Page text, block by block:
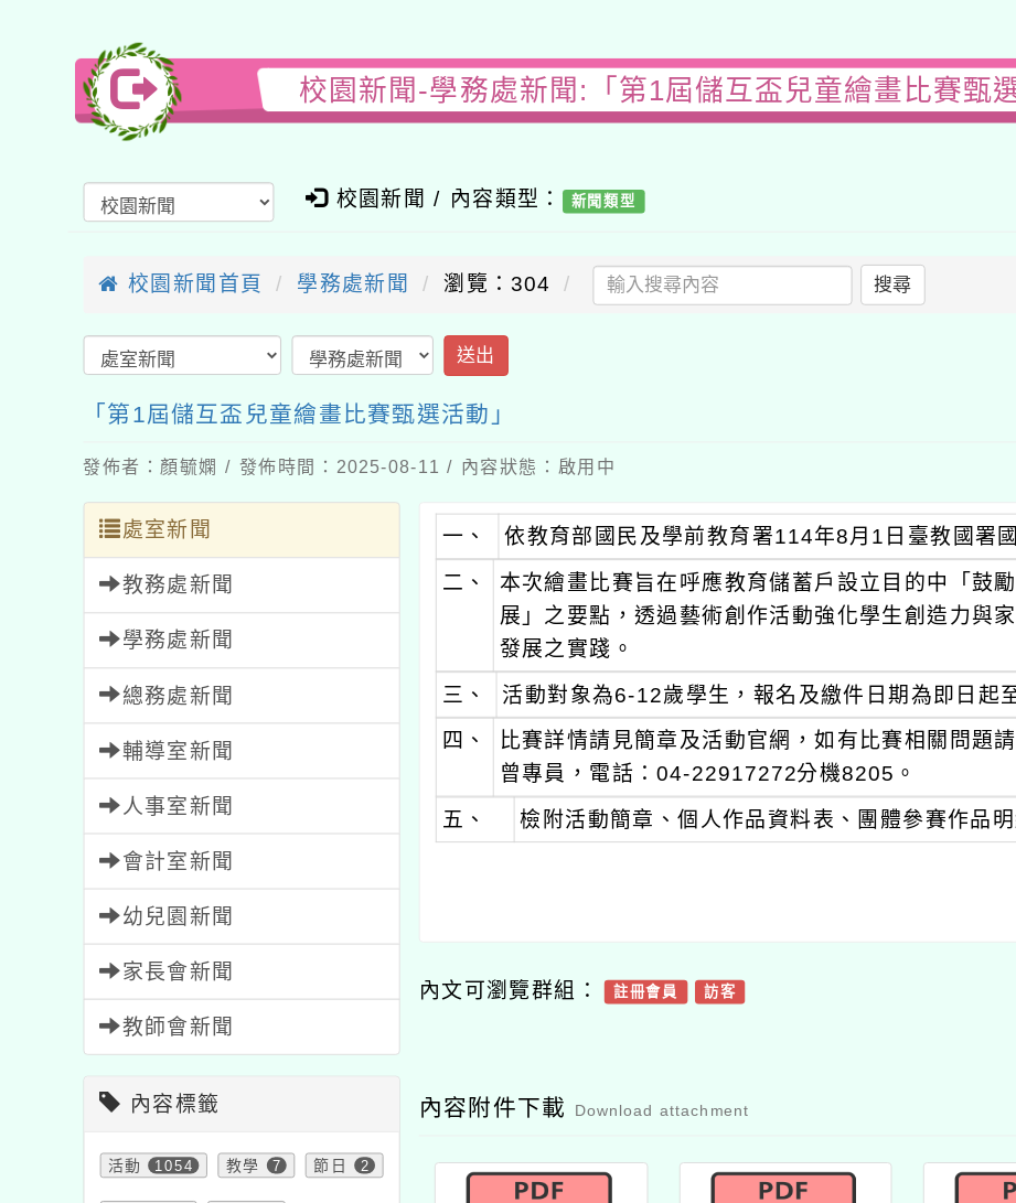
校園新聞-學務處新聞:「第1屆儲互盃兒童繪畫比賽甄
校園新聞 / 內容類型： 新聞類型
校園新聞首頁 學務處新聞 瀏覽：304 搜尋
送出
「第1屆儲互盃兒童繪畫比賽甄選活動」
發佈者：顏毓嫻 / 發佈時間：2025-08-11 / 內容狀態：啟用中
處室新聞
教務處新聞
學務處新聞
總務處新聞
輔導室新聞
人事室新聞
會計室新聞
幼兒園新聞
家長會新聞
教師會新聞
內容標籤
活動 1054 教學 7 節日 2
一、 依教育部國民及學前教育署114年8月1日臺教國署
二、
本次繪畫比賽旨在呼應教育儲蓄戶設立目的中「鼓
展」之要點，透過藝術創作活動強化學生創造力與
發展之實踐。
三、
活動對象為6-12歲學生，報名及繳件日期為即日起
四、
比賽詳情請見簡章及活動官網，如有比賽相關問題
曾專員，電話：04-22917272分機8205。
五、
檢附活動簡章、個人作品資料表、團體參賽作品明
內文可瀏覽群組： 註冊會員 訪客
內容附件下載 Download attachment